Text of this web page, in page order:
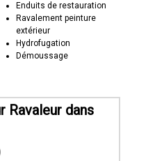
Enduits de restauration
Ravalement peinture
extérieur
Hydrofugation
Démoussage
Ravaleur dans